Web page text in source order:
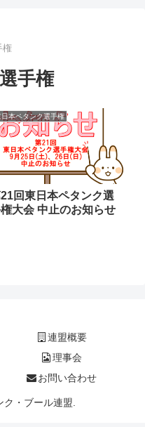
権
手権
日本ペタンク選手権
回東日本ペタンク選
大会 中止のお知らせ
連盟概要
理事会
お問い合わせ
・ブール連盟.